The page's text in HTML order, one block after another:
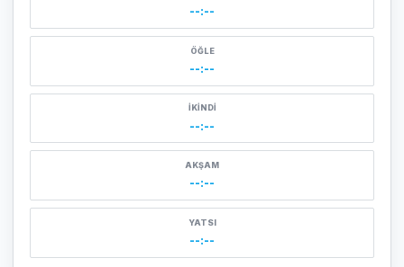
--:--
ÖĞLE
--:--
İKINDI
--:--
AKŞAM
--:--
YATSI
--:--